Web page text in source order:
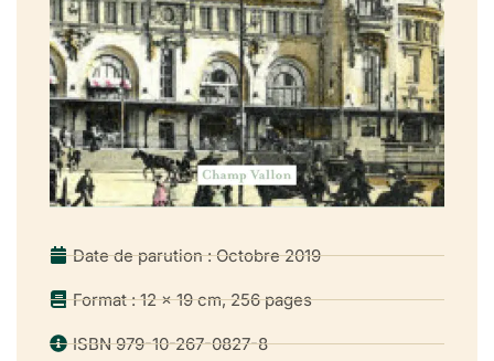
Date de parution : Octobre 2019
Format : 12 x 19 cm, 256 pages
ISBN 979-10-267-0827-8